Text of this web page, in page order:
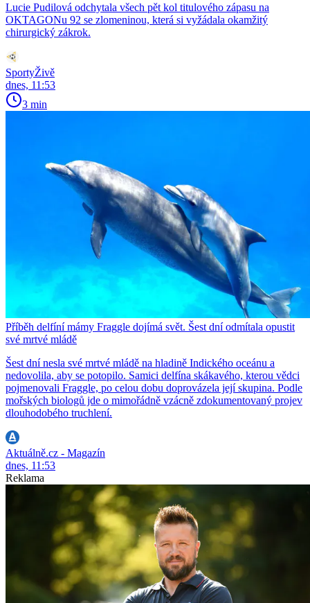
Lucie Pudilová odchytala všech pět kol titulového zápasu na
OKTAGONu 92 se zlomeninou, která si vyžádala okamžitý
chirurgický zákrok.
SportyŽivě
dnes, 11:53
3 min
Příběh delfíní mámy Fraggle dojímá svět. Šest dní odmítala opustit
své mrtvé mládě
Šest dní nesla své mrtvé mládě na hladině Indického oceánu a
nedovolila, aby se potopilo. Samici delfína skákavého, kterou vědci
pojmenovali Fraggle, po celou dobu doprovázela její skupina. Podle
mořských biologů jde o mimořádně vzácně zdokumentovaný projev
dlouhodobého truchlení.
Aktuálně.cz - Magazín
dnes, 11:53
Reklama